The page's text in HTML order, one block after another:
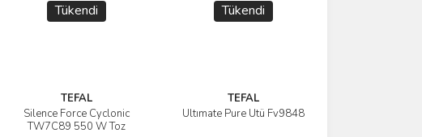
Tükendi
TEFAL
Silence Force Cyclonic
TW7C89 550 W Toz
İncele
Tükendi
TEFAL
Ultımate Pure Ütü Fv9848
İncele